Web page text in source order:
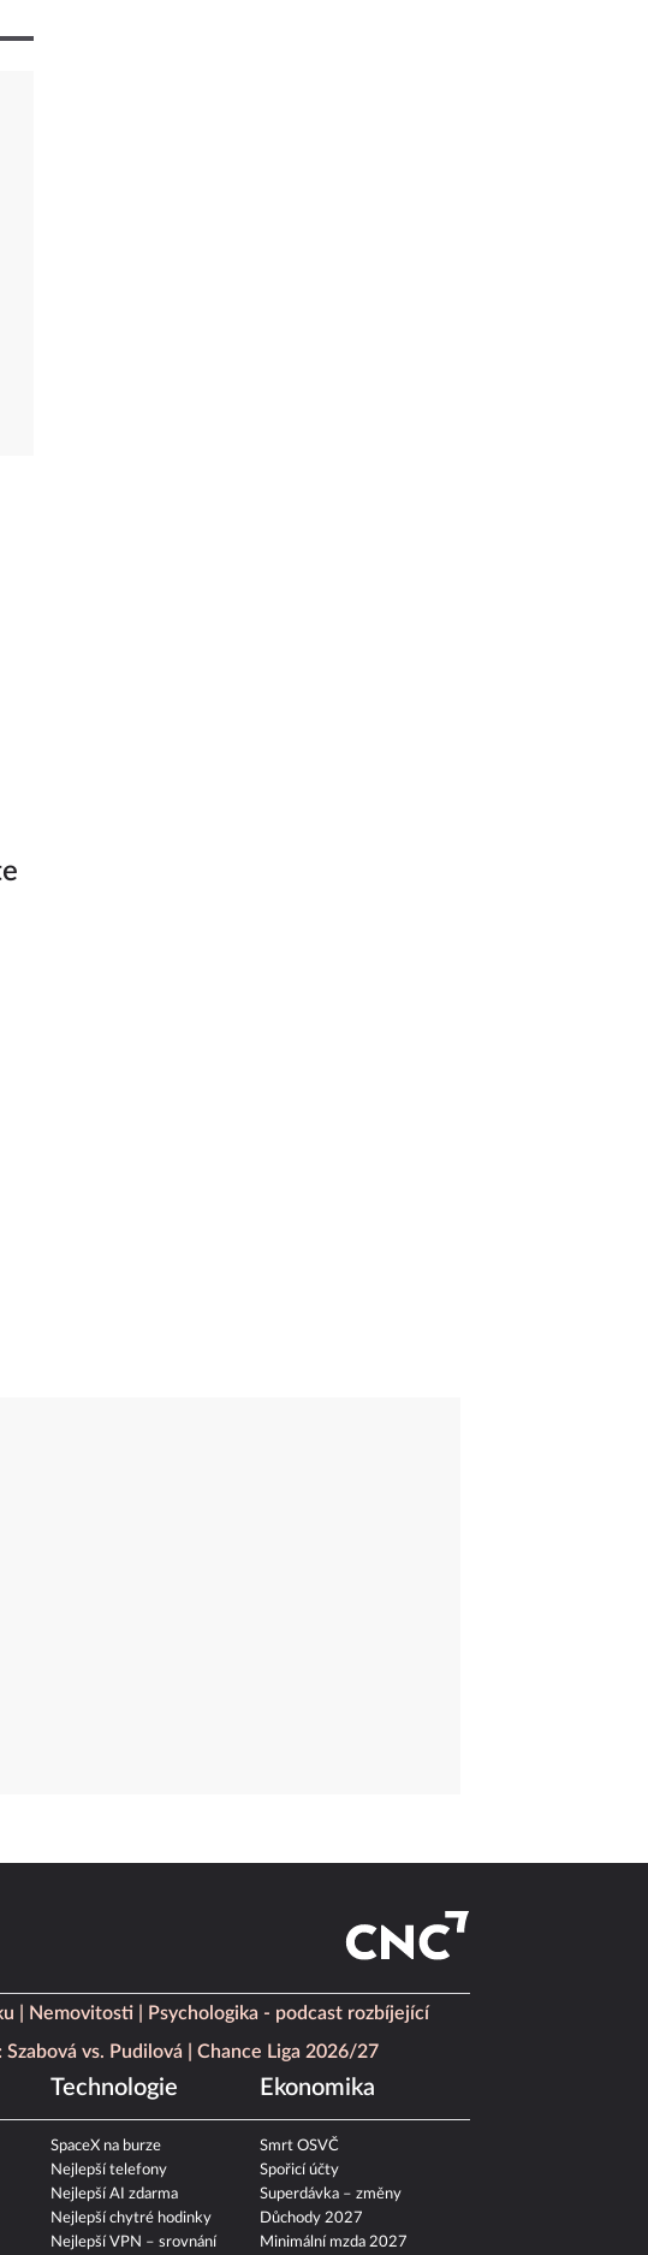
Nemovitosti
Psychologika - podcast rozbíjející
vs. Pudilová Chance Liga 2026/27
Technologie
SpaceX na burze
Nejlepší telefony
Nejlepší AI zdarma
Nejlepší chytré hodinky
Nejlepší VPN – srovnání
Ekonomika
Smrt OSVČ
Spořicí účty
Superdávka – změny
Důchody 2027
Minimální mzda 2027